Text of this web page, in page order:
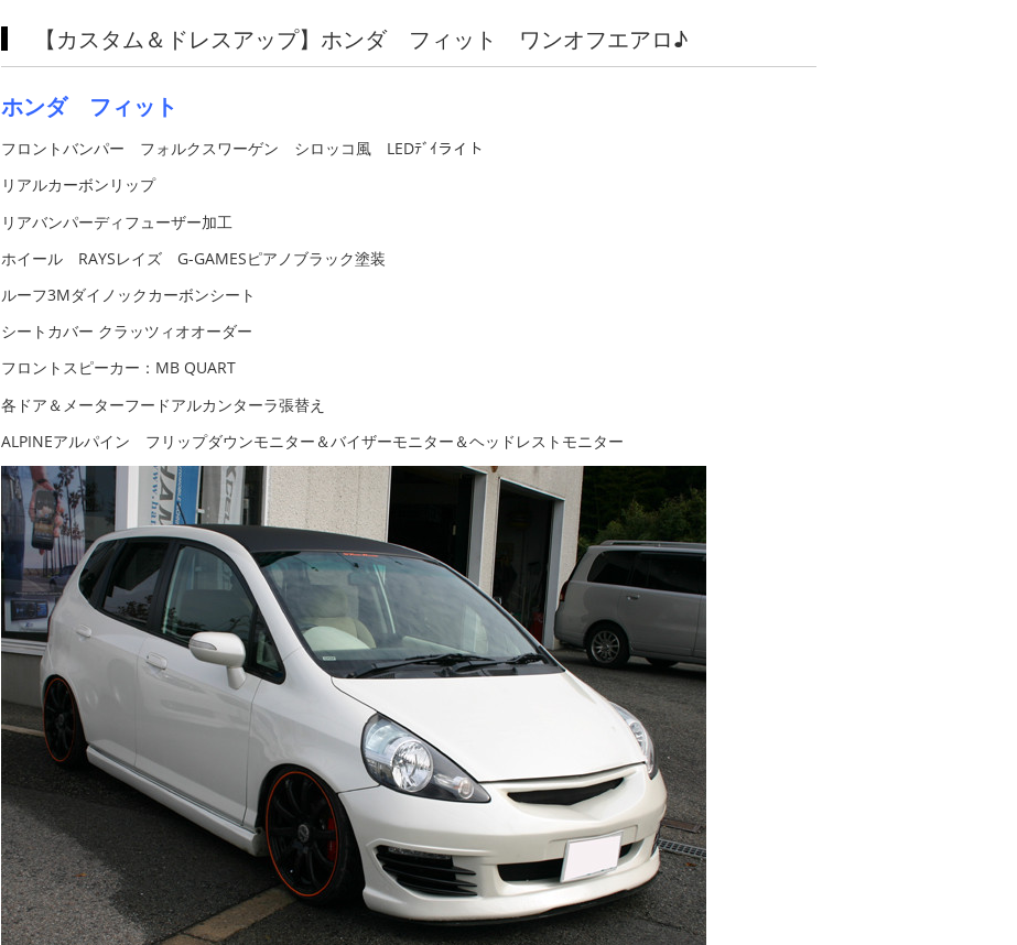
【カスタム＆ドレスアップ】ホンダ フィット ワンオフエアロ♪
ホンダ フィット
フロントバンパー フォルクスワーゲン シロッコ風 LEDﾃﾞｲライト
リアルカーボンリップ
リアバンパーディフューザー加工
ホイール RAYSレイズ G-GAMESピアノブラック塗装
ルーフ3Mダイノックカーボンシート
シートカバー クラッツィオオーダー
フロントスピーカー：MB QUART
各ドア＆メーターフードアルカンターラ張替え
ALPINEアルパイン フリップダウンモニター＆バイザーモニター＆ヘッドレストモニター